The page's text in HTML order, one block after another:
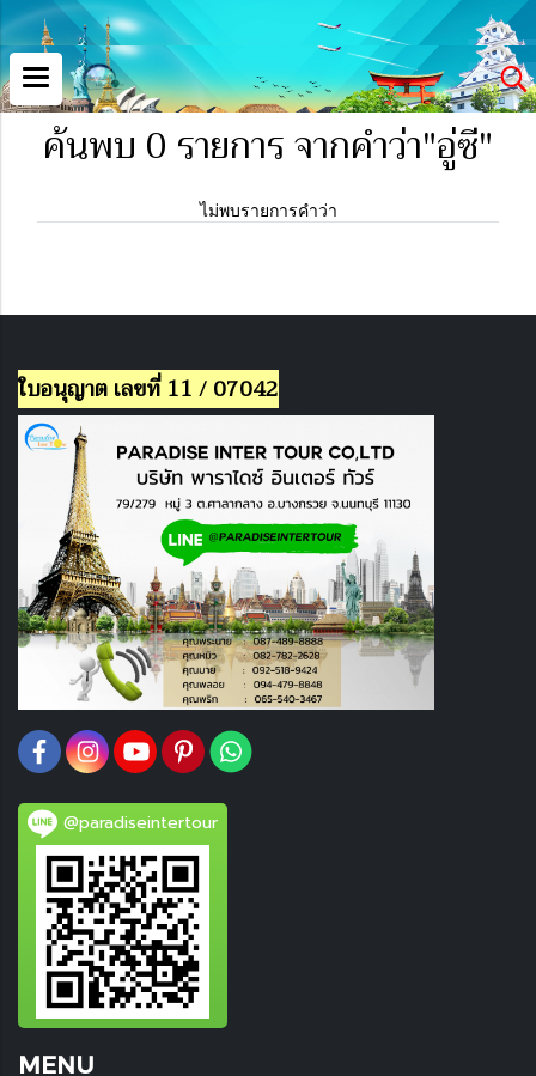
ค้นพบ 0 รายการ จากคำว่า"อู่ซี"
ไม่พบรายการคำว่า
ใบอนุญาต เลขที่ 11 / 07042
@paradiseintertour
MENU